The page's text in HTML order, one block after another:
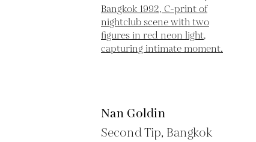
Nan Goldin
Second Tip, Bangkok